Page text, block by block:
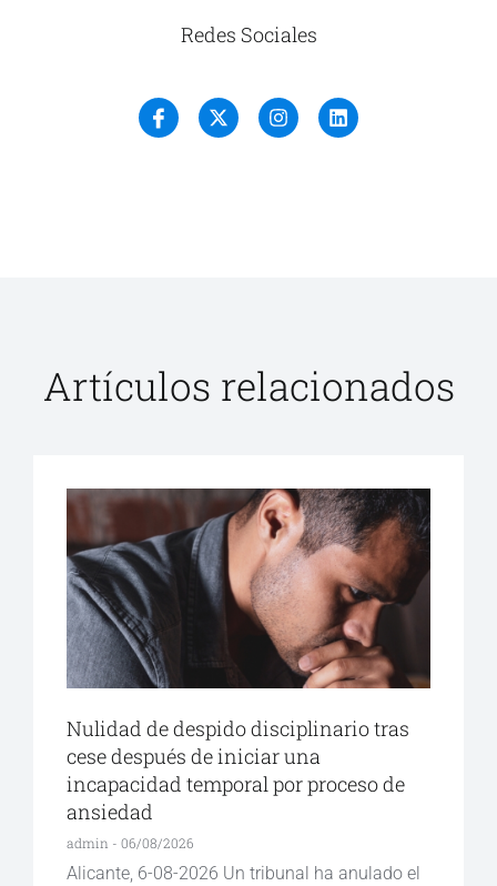
Redes Sociales
Artículos relacionados
Nulidad de despido disciplinario tras
cese después de iniciar una
incapacidad temporal por proceso de
ansiedad
admin 06/08/2026
Alicante, 6-08-2026 Un tribunal ha anulado el